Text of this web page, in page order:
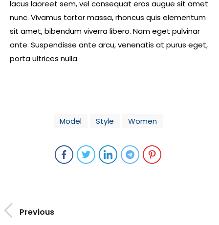
lacus laoreet sem, vel consequat eros augue sit amet
nunc. Vivamus tortor massa, rhoncus quis elementum
sit amet, bibendum viverra libero. Nam eget pulvinar
ante. Suspendisse ante arcu, venenatis at purus eget,
porta ultrices nulla.
Model Style Women
Previous